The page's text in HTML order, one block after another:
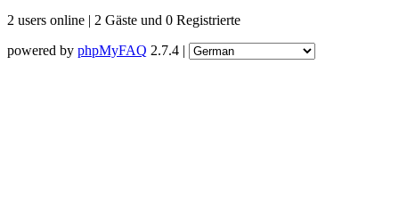
2 users online | 2 Gäste und 0 Registrierte
powered by phpMyFAQ 2.7.4 |